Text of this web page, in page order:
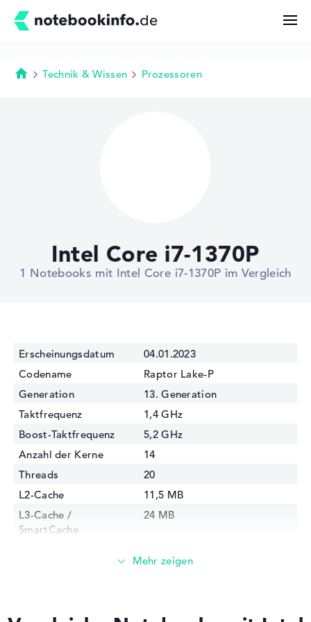
Deals
Startseite
Technik & Wissen Prozessoren
Intel Core i7-1370P
1 Notebooks mit Intel Core i7-1370P im Vergleich
Erscheinungsdatum
04.01.2023
Codename
Raptor Lake-P
Generation
13. Generation
Taktfrequenz
1,4 GHz
Boost-Taktfrequenz
5,2 GHz
Anzahl der Kerne
14
Threads
20
L2-Cache
11,5 MB
L3-Cache /
SmartCache
24 MB
Intel Iris Xe Graphics G7